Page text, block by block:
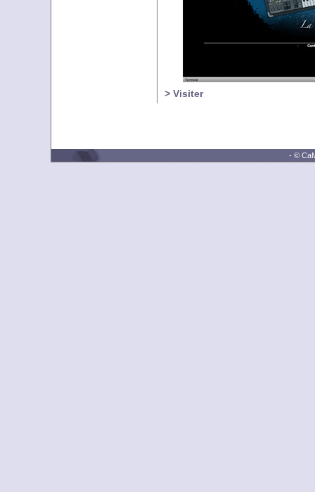
> Visiter
- ©